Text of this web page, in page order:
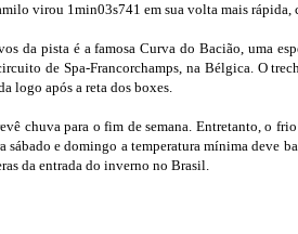
virou 1min03s741 em sua volta mais
da pista é a famosa Curva do Bacião, uma
de Spa-Francorchamps, na Bélgica. O
logo após a reta dos boxes.
chuva para o fim de semana. Entretanto, o
sábado e domingo a temperatura mínima deve
da entrada do inverno no Brasil.